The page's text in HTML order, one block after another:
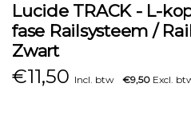
Lucide TRACK - L-
fase Railsysteem /
Zwart
€11,50 Incl. btw €9,50 Excl.